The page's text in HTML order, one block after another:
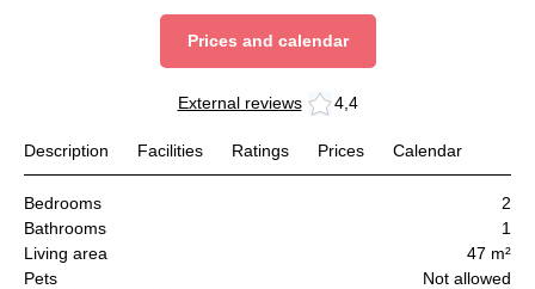
Prices and calendar
External reviews 4,4
Description Facilities Ratings Prices Calendar
Bedrooms
2
Bathrooms
1
Living area
47 m²
Pets
Not allowed